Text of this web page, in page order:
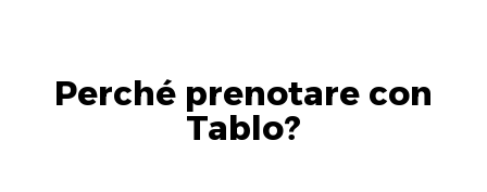
Perché prenotare con
Tablo?